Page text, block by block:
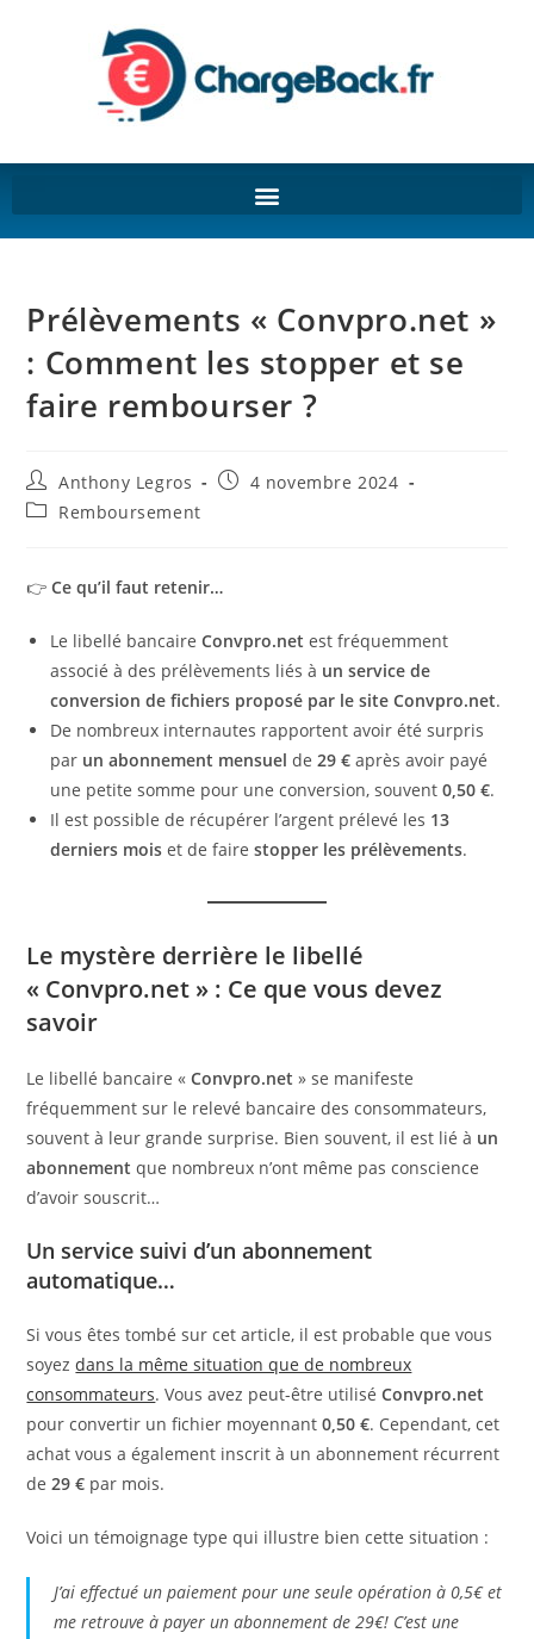
Prélèvements « Convpro.net »
: Comment les stopper et se
faire rembourser ?
Anthony Legros
4 novembre 2024
Remboursement
👉Ce qu’il faut retenir…
Le libellé bancaireConvpro.net est fréquemment
associé à des prélèvements liés à un service de
conversion de fichiers proposé par le site Convpro.net.
De nombreux internautes rapportent avoir été surpris
par un abonnement mensuel de29 € après avoir payé
une petite somme pour une conversion, souvent0,50 €.
Il est possible de récupérer l’argent prélevé les 13
derniers mois et de fairestopper les prélèvements.
Le mystère derrière le libellé
« Convpro.net » : Ce que vous devez
savoir
Le libellé bancaire «Convpro.net » se manifeste
fréquemment sur le relevé bancaire des consommateurs,
souvent à leur grande surprise. Bien souvent, il est lié à un
abonnement que nombreux n’ont même pas conscience
d’avoir souscrit…
Un service suivi d’un abonnement
automatique…
Si vous êtes tombé sur cet article, il est probable que vous
soyezdans la même situation que de nombreux
consommateurs. Vous avez peut-être utiliséConvpro.net
pour convertir un fichier moyennant0,50 €. Cependant, cet
achat vous a également inscrit à un abonnement récurrent
de29 € par mois.
Voici un témoignage type qui illustre bien cette situation :
J’ai effectué un paiement pour une seule opération à 0,5€ et
me retrouve à payer un abonnement de 29€! C’est une